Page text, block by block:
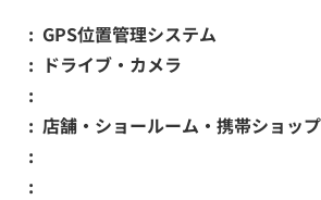
GPS位置管理システム
ドライブ・カメラ
店舗・ショールーム・携帯ショップ